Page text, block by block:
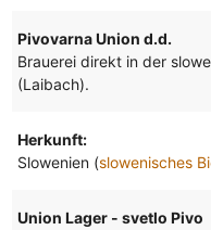
Pivovarna Union d.d.
Brauerei direkt in der
(Laibach).
Herkunft:
Slowenien (slowenisches
Union Lager - svetlo Pivo